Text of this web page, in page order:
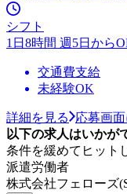
シフト
1日8時間 週5日から
交通費支給
未経験OK
詳細を見る
応募画
以下の求人はいかが
条件を緩めてヒット
派遣労働者
株式会社フェローズ